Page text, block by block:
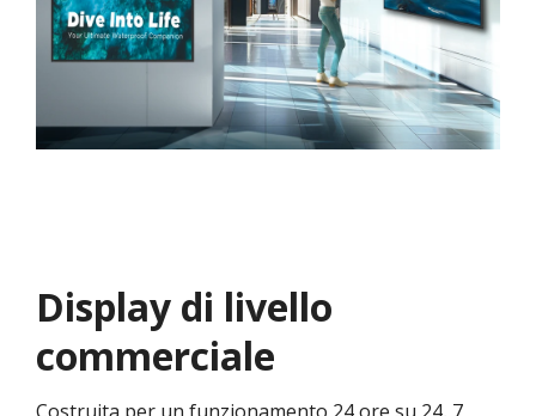
Display di livello
commerciale